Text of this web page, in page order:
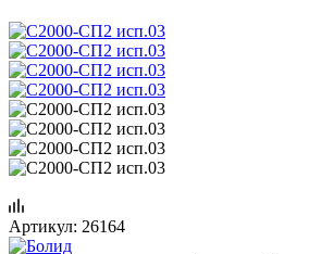
Артикул: 26164